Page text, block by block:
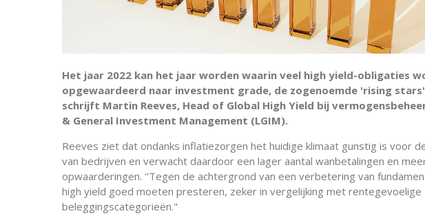
Het jaar 2022 kan het jaar worden waarin veel high yield-obligaties
opgewaardeerd naar investment grade, de zogenoemde 'rising
schrijft Martin Reeves, Head of Global High Yield bij
& General Investment Management (LGIM).
Reeves ziet dat ondanks inflatiezorgen het huidige klimaat gunstig is voor
van bedrijven en verwacht daardoor een lager aantal wanbetalingen en
opwaarderingen. "Tegen de achtergrond van een verbetering van
high yield goed moeten presteren, zeker in vergelijking met rentegevoelige
beleggingscategorieën."